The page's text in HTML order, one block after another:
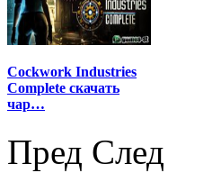
Cockwork Industries
Complete скачать
чар…
Пред След